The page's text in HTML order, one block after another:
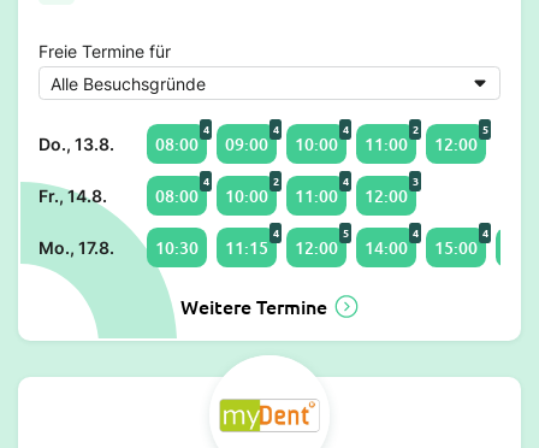
Freie Termine für
Do., 13.8. 08:00
4
09:00
4
10:00
4
11:00
2
12:00
5
Fr., 14.8. 08:00
4
10:00
2
11:00
4
12:00
3
Mo., 17.8. 10:30 11:15
4
12:00
5
14:00
4
15:00
4
Weitere Termine